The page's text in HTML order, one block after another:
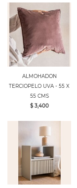
ALMOHADON
TERCIOPELO UVA - 55 X
55 CMS
$ 3,400